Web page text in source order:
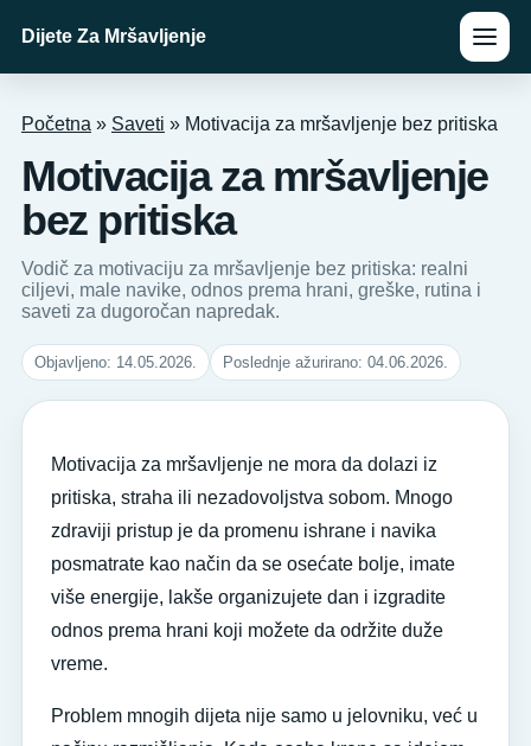
Dijete Za Mršavljenje
Početna » Saveti » Motivacija za mršavljenje bez pritiska
Motivacija za mršavljenje
bez pritiska
Vodič za motivaciju za mršavljenje bez pritiska: realni
ciljevi, male navike, odnos prema hrani, greške, rutina i
saveti za dugoročan napredak.
Objavljeno: 14.05.2026. Poslednje ažurirano: 04.06.2026.
Motivacija za mršavljenje ne mora da dolazi iz
pritiska, straha ili nezadovoljstva sobom. Mnogo
zdraviji pristup je da promenu ishrane i navika
posmatrate kao način da se osećate bolje, imate
više energije, lakše organizujete dan i izgradite
odnos prema hrani koji možete da održite duže
vreme.
Problem mnogih dijeta nije samo u jelovniku, već u